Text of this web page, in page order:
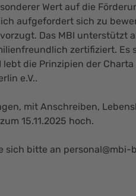
Wert auf die
aufgefordert sich zu
Das MBI unterstützt
zertifiziert. Es
die Prinzipien der
e.V..
mit Anschreiben,
15.11.2025 hoch.
sich bitte an personal@mbi-